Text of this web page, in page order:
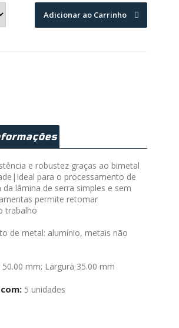
Adicionar ao Carrinho
e robustez graças ao bimetal
para o processamento de
lâmina de serra simples e sem
permite retomar
trabalho
de metal: alumínio, metais não
mm; Largura 35.00 mm
5 unidades